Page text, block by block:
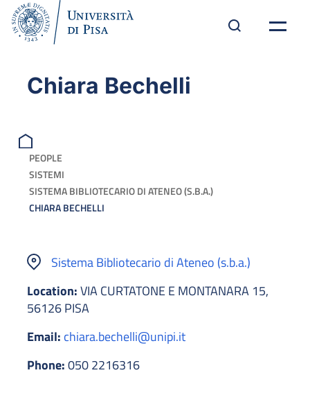
Chiara Bechelli
PEOPLE
SISTEMI
SISTEMA BIBLIOTECARIO DI ATENEO (S.B.A.)
CHIARA BECHELLI
Sistema Bibliotecario di Ateneo (s.b.a.)
Location:VIA CURTATONE E MONTANARA 15,
56126 PISA
Email: chiara.bechelli@unipi.it
Phone:050 2216316